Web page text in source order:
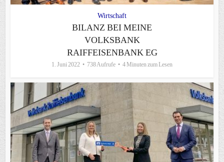
Wirtschaft
BILANZ BEI MEINE
VOLKSBANK
RAIFFEISENBANK EG
1. Juni 2022 738 Aufrufe 4 Minuten zum Lesen